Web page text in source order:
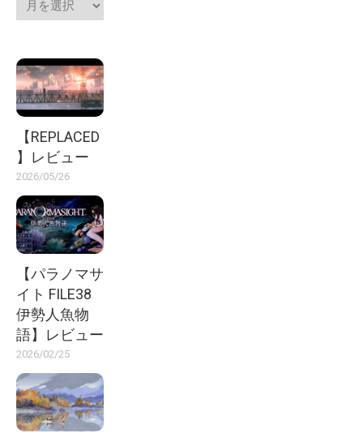
【REPLACED
】レビュー
2026/05/26
【パラノマサ
イト FILE38
伊勢人魚物
語】レビュー
2026/02/25